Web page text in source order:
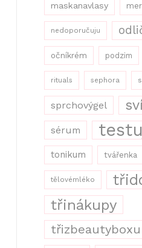
maskanavlasy
nedoporučuju
očníkrém podzim
rituals sephora
sprchovýgel
sérum
tonikum tvářenka
tělovémléko
třinákupy
třizbeautyboxu